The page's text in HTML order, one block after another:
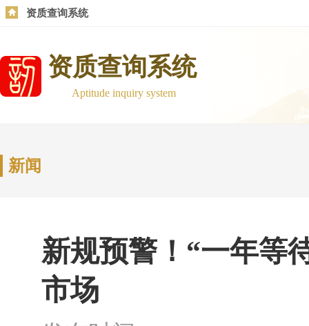
资质查询系统
资质查询系统
Aptitude inquiry system
新闻
新规预警！“一年等
市场